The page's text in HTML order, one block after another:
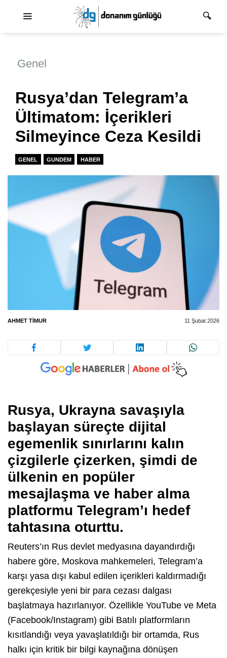
Genel
Rusya’dan Telegram’a
Ültimatom: İçerikleri
Silmeyince Ceza Kesildi
GENEL GUNDEM HABER
AHMET TIMUR 11 Şubat 2026
Rusya, Ukrayna savaşıyla
başlayan süreçte dijital
egemenlik sınırlarını kalın
çizgilerle çizerken, şimdi de
ülkenin en popüler
mesajlaşma ve haber alma
platformu Telegram’ı hedef
tahtasına oturttu.
Reuters’ın Rus devlet medyasına dayandırdığı
habere göre, Moskova mahkemeleri, Telegram’a
karşı yasa dışı kabul edilen içerikleri kaldırmadığı
gerekçesiyle yeni bir para cezası dalgası
başlatmaya hazırlanıyor. Özellikle YouTube ve Meta
(Facebook/Instagram) gibi Batılı platformların
kısıtlandığı veya yavaşlatıldığı bir ortamda, Rus
halkı için kritik bir bilgi kaynağına dönüşen